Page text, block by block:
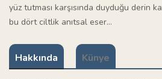
yüz tutması karşısında duyduğu derin
bu dört ciltlik anıtsal eser...
Hakkında Künye